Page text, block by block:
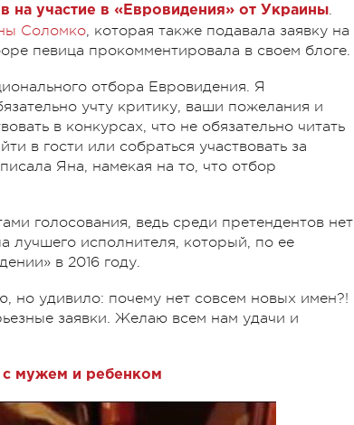
на участие в «Евровидения» от Украины.
Соломко, которая также подавала заявку на
певица прокомментировала в своем блоге.
отбора Евровидения. Я
учту критику, ваши пожелания и
в конкурсах, что не обязательно читать
в гости или собраться участвовать за
Яна, намекая на то, что отбор
голосования, ведь среди претендентов нет
лучшего исполнителя, который, по ее
в 2016 году.
но удивило: почему нет совсем новых имен?!
заявки. Желаю всем нам удачи и
с мужем и ребенком